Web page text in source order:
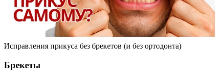
Исправления прикуса без брекетов (и без ортодонта)
Брекеты